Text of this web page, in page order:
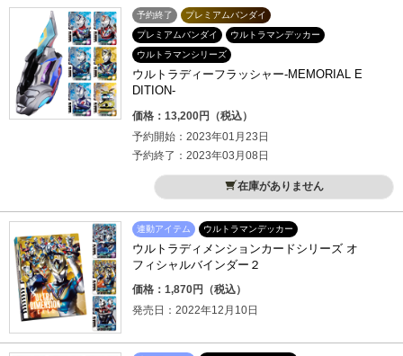
予約終了
プレミアムバンダイ
プレミアムバンダイ
ウルトラマンデッカー
ウルトラマンシリーズ
ウルトラディーフラッシャー-MEMORIAL E
DITION-
価格：13,200円（税込）
予約開始：2023年01月23日
予約終了：2023年03月08日
在庫がありません
連動アイテム ウルトラマンデッカー
ウルトラディメンションカードシリーズ オ
フィシャルバインダー２
価格：1,870円（税込）
発売日：2022年12月10日